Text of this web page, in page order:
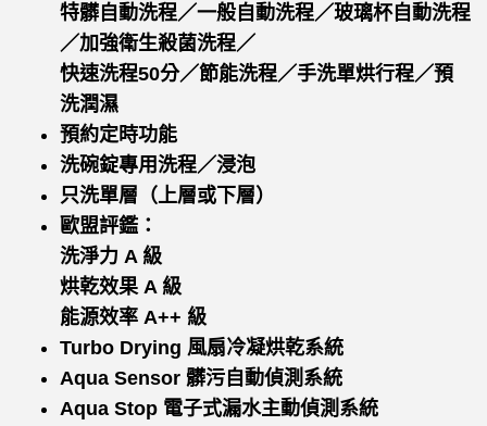
特髒自動洗程／一般自動洗程／玻璃杯自動洗程
／加強衛生殺菌洗程／
快速洗程50分／節能洗程／手洗單烘行程／預
洗潤濕
預約定時功能
洗碗錠專用洗程／浸泡
只洗單層（上層或下層）
歐盟評鑑：
洗淨力 A 級
烘乾效果 A 級
能源效率 A++ 級
Turbo Drying 風扇冷凝烘乾系統
Aqua Sensor 髒污自動偵測系統
Aqua Stop 電子式漏水主動偵測系統